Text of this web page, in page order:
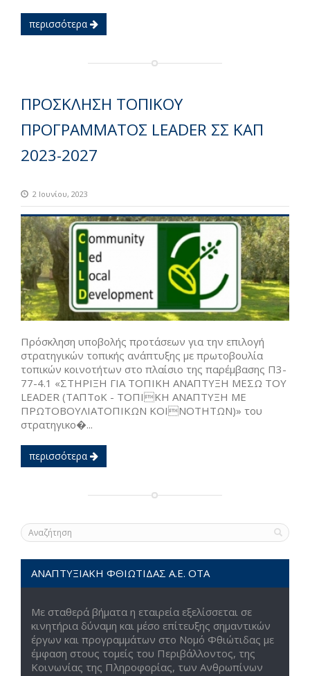
περισσότερα
ΠΡΟΣΚΛΗΣΗ ΤΟΠΙΚΟΥ
ΠΡΟΓΡΑΜΜΑΤΟΣ LEADER ΣΣ ΚΑΠ
2023-2027
2 Ιουνίου, 2023
Πρόσκληση υποβολής προτάσεων για την επιλογή
στρατηγικών τοπικής ανάπτυξης με πρωτοβουλία
τοπικών κοινοτήτων στο πλαίσιο της παρέμβασης Π3-
77-4.1 «ΣΤΗΡΙΞΗ ΓΙΑ ΤΟΠΙΚΗ ΑΝΑΠΤΥΞΗ ΜΕΣΩ ΤΟΥ
LEADER (ΤΑΠΤοΚ - ΤΟΠΙΚΗ ΑΝΑΠΤΥΞΗ ΜΕ
ΠΡΩΤΟΒΟΥΛΙΑΤΟΠΙΚΩΝ ΚΟΙΝΟΤΗΤΩΝ)» του
στρατηγικο�...
περισσότερα
ΑΝΑΠΤΥΞΙΑΚΗ ΦΘΙΩΤΙΔΑΣ Α.Ε. ΟΤΑ
Με σταθερά βήματα η εταιρεία εξελίσσεται σε
κινητήρια δύναμη και μέσο επίτευξης σημαντικών
έργων και προγραμμάτων στο Νομό Φθιώτιδας με
έμφαση στους τομείς του Περιβάλλοντος, της
Κοινωνίας της Πληροφορίας, των Ανθρωπίνων